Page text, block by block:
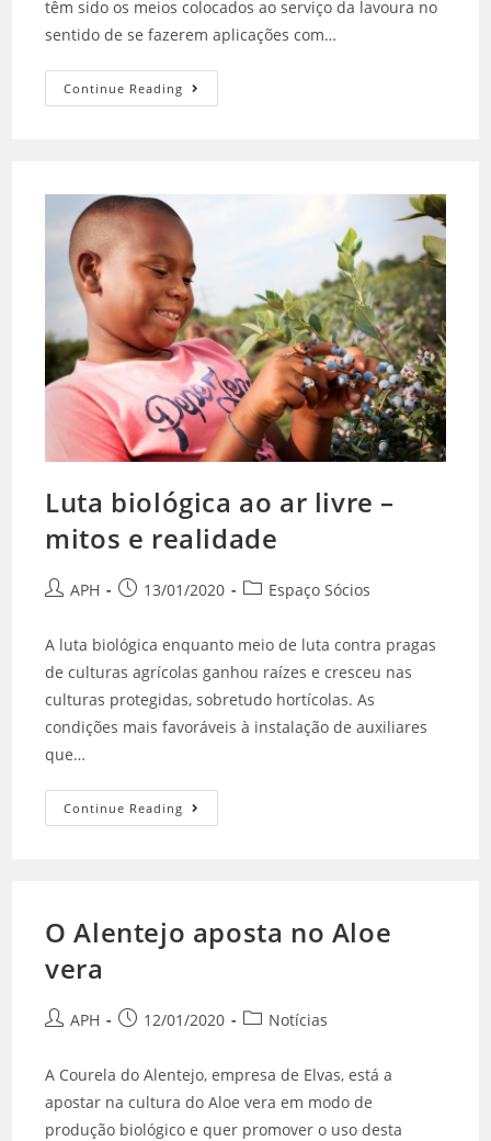
têm sido os meios colocados ao serviço da lavoura no
sentido de se fazerem aplicações com…
Continue Reading
Luta biológica ao ar livre –
mitos e realidade
APH 13/01/2020 Espaço Sócios
A luta biológica enquanto meio de luta contra pragas
de culturas agrícolas ganhou raízes e cresceu nas
culturas protegidas, sobretudo hortícolas. As
condições mais favoráveis à instalação de auxiliares
que…
Continue Reading
O Alentejo aposta no Aloe
vera
APH 12/01/2020 Notícias
A Courela do Alentejo, empresa de Elvas, está a
apostar na cultura do Aloe vera em modo de
produção biológico e quer promover o uso desta